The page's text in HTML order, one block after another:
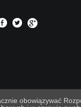
obowiązywać